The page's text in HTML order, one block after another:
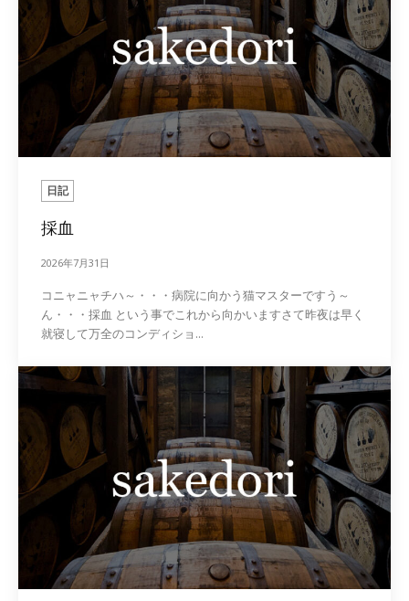
日記
採血
2026年7月31日
コニャニャチハ～・・・病院に向かう猫マスターですう～
ん・・・採血 という事でこれから向かいますさて昨夜は早く
就寝して万全のコンディショ...